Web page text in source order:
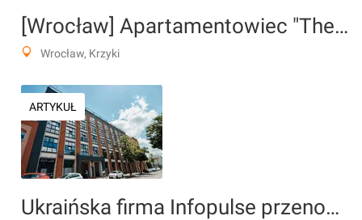
[Wrocław] Apartamentowiec "Thespian"
Wrocław, Krzyki
ARTYKUŁ
Ukraińska firma Infopulse przenosi siedzibę z Warszawy do Łodzi